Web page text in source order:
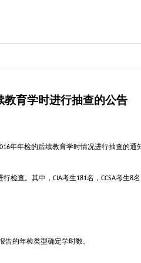
育学时进行抽查的公告
年年检的后续教育学时情况进行抽查的通
行检查。其中， CIA考生181名， CCSA考生8名
告的年检类型确定学时数。